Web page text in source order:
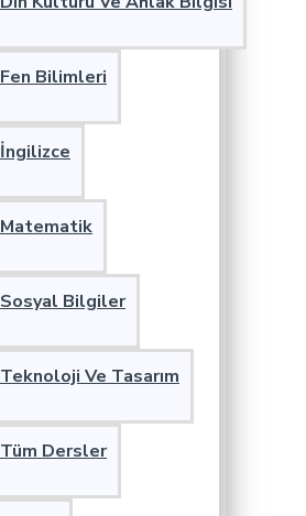
Fen Bilimleri
İngilizce
Matematik
Sosyal Bilgiler
Teknoloji Ve Tasarım
Tüm Dersler